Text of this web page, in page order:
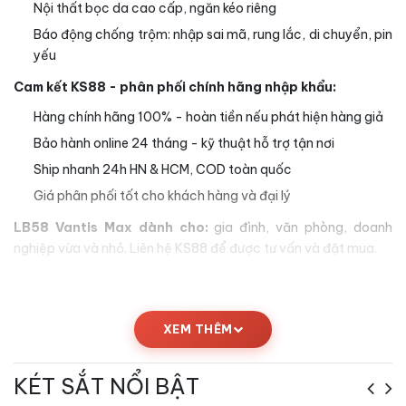
Nội thất bọc da cao cấp, ngăn kéo riêng
Báo động chống trộm: nhập sai mã, rung lắc, di chuyển, pin
yếu
Cam kết KS88 - phân phối chính hãng nhập khẩu:
Hàng chính hãng 100% - hoàn tiền nếu phát hiện hàng giả
Bảo hành online 24 tháng - kỹ thuật hỗ trợ tận nơi
Ship nhanh 24h HN & HCM, COD toàn quốc
Giá phân phối tốt cho khách hàng và đại lý
LB58 Vantis Max dành cho: gia đình, văn phòng, doanh
nghiệp vừa và nhỏ. Liên hệ KS88 để được tư vấn và đặt mua.
XEM THÊM
KÉT SẮT NỔI BẬT